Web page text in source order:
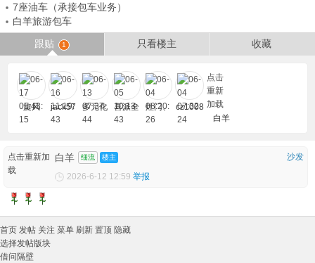
7座油车（承接包车业务）
白羊旅游包车
跟贴
1 只看楼主 收藏
旋风
jack57
90
多元化
喜派全
屋定制
灶门、
衣柜门
cz1008
点击
重新
加载
白羊
点击重新加
载
白羊 细流 楼主
沙发
2026-6-12 12:59 举报
首页 发帖 关注 菜单 刷新 置顶 隐藏
选择发帖版块
借问隔壁